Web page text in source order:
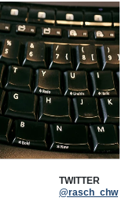
TWITTER
@rasch_chw